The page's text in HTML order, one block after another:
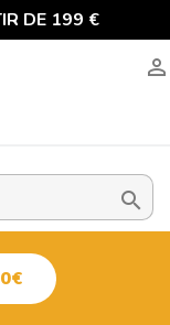
DE 199 €

